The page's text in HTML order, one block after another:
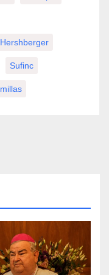
Sufinc